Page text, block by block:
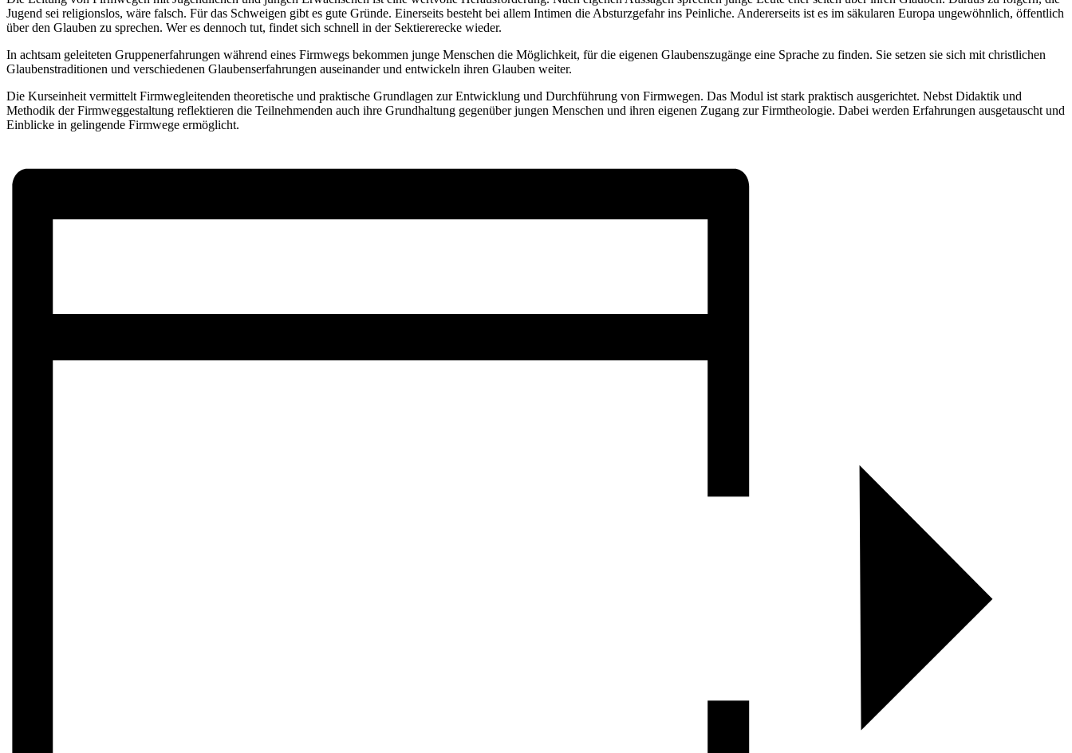
Jugend sei religionslos, wäre falsch. Für das Schweigen gibt es gute Gründe. Einerseits besteht bei allem Intimen die Absturzgefahr ins Peinliche. Andererseits ist es im säkularen Europa ungewöhnlich, öffentlich
über den Glauben zu sprechen. Wer es dennoch tut, findet sich schnell in der Sektiererecke wieder.
In achtsam geleiteten Gruppenerfahrungen während eines Firmwegs bekommen junge Menschen die Möglichkeit, für die eigenen Glaubenszugänge eine Sprache zu finden. Sie setzen sie sich mit christlichen
Glaubenstraditionen und verschiedenen Glaubenserfahrungen auseinander und entwickeln ihren Glauben weiter.
Die Kurseinheit vermittelt Firmwegleitenden theoretische und praktische Grundlagen zur Entwicklung und Durchführung von Firmwegen. Das Modul ist stark praktisch ausgerichtet. Nebst Didaktik und
Methodik der Firmweggestaltung reflektieren die Teilnehmenden auch ihre Grundhaltung gegenüber jungen Menschen und ihren eigenen Zugang zur Firmtheologie. Dabei werden Erfahrungen ausgetauscht und
Einblicke in gelingende Firmwege ermöglicht.